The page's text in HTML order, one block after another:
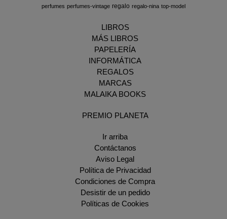
perfumes perfumes-vintage regalo regalo-nina top-model
LIBROS
MÁS LIBROS
PAPELERÍA
INFORMÁTICA
REGALOS
MARCAS
MALAIKA BOOKS
PREMIO PLANETA
Ir arriba
Contáctanos
Aviso Legal
Política de Privacidad
Condiciones de Compra
Desistir de un pedido
Políticas de Cookies